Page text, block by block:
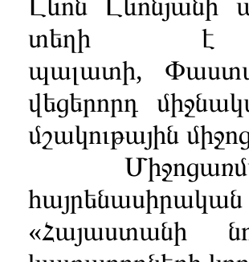
տեղի է
պալատի,
վեցերորդ
մշակութային
Միջոցառման
«Հայաստանի